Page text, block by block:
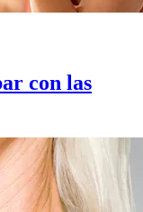
con las